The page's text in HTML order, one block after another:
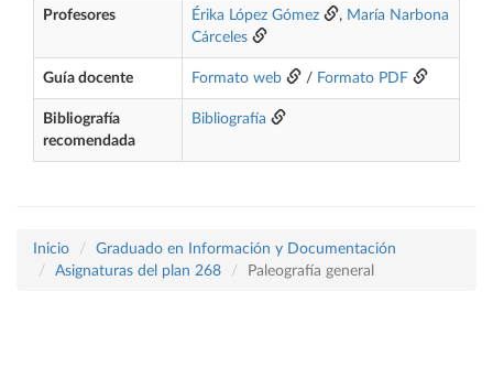
Profesores Érika López Gómez , María Narbona
Cárceles
Guía docente Formato web / Formato PDF
Bibliografía
recomendada
Bibliografía
Inicio
Graduado en Información y Documentación
Asignaturas del plan 268
Paleografía general